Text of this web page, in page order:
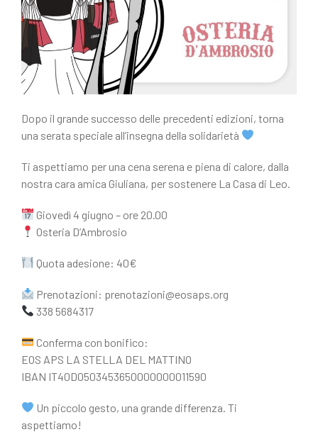
Dopo il grande successo delle precedenti edizioni, torna
una serata speciale all’insegna della solidarietà
Ti aspettiamo per una cena serena e piena di calore, dalla
nostra cara amica Giuliana, per sostenere La Casa di Leo.
Giovedì 4 giugno – ore 20.00
Osteria D’Ambrosio
Quota adesione: 40€
Prenotazioni: prenotazioni@eosaps.org
338 5684317
Conferma con bonifico:
EOS APS LA STELLA DEL MATTINO
IBAN IT40D0503453650000000011590
Un piccolo gesto, una grande differenza. Ti
aspettiamo!